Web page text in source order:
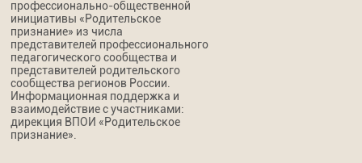
профессионально-общественной
инициативы «Родительское
признание» из числа
представителей профессионального
педагогического сообщества и
представителей родительского
сообщества регионов России.
Информационная поддержка и
взаимодействие с участниками:
дирекция ВПОИ «Родительское
признание».